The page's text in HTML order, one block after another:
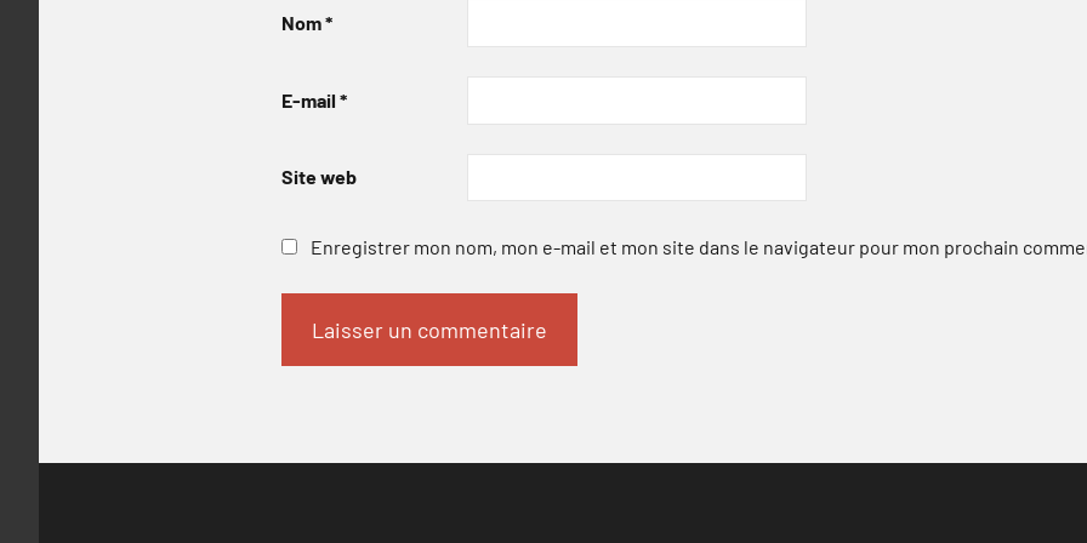
Nom*
E-mail *
Site web
Enregistrer mon nom, mon e-mail et mon site dans le navigateur pour mon prochain